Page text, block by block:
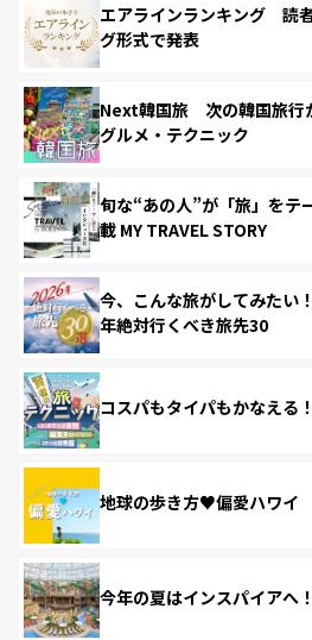
エアラインランキング 読
グ形式で発表
Next韓国旅 次の韓国旅行
グルメ・テクニック
旬な“あの人”が「旅」をテ
載 MY TRAVEL STORY
今、こんな旅がしてみたい
年絶対行くべき旅先30
コスパもタイパもかなえる
地球の歩き方♥偏愛ハワイ
今年の夏はインスパイアへ！